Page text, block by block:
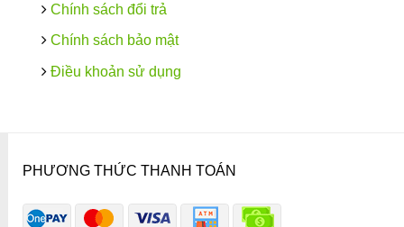
Chính sách đổi trả
Chính sách bảo mật
Điều khoản sử dụng
PHƯƠNG THỨC THANH TOÁN